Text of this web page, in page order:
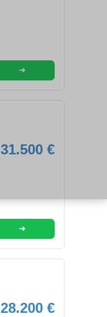
➜
31.500 €
➜
28.200 €